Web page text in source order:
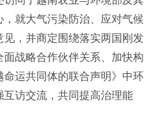
就大气污染防治、应对气候
，并商定围绕落实两国刚发
战略合作伙伴关系、加快构
运共同体的联合声明》中环
访交流，共同提高治理能